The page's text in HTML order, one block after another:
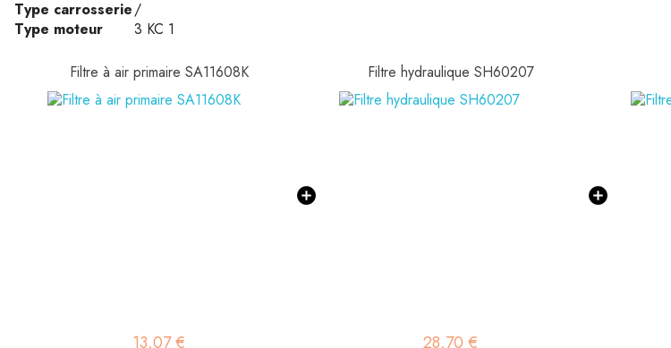
Type carrosserie/
Type moteur
3 KC 1
Filtre à air primaire SA11608K
13,07 €
Filtre hydraulique SH60207
28,70 €